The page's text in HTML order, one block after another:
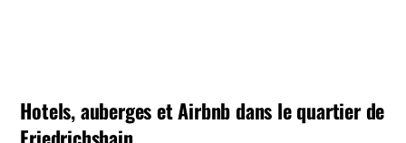
Hotels, auberges et Airbnb dans le quartier de